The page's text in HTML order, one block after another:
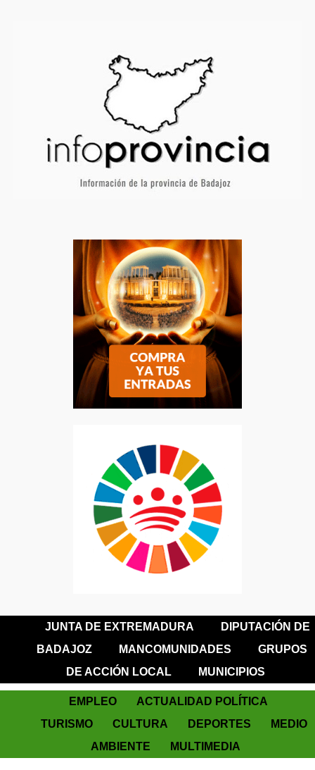
JUNTA DE EXTREMADURA
DIPUTACIÓN DE
BADAJOZ
MANCOMUNIDADES
GRUPOS
DE ACCIÓN LOCAL
MUNICIPIOS
EMPLEO
ACTUALIDAD POLÍTICA
TURISMO
CULTURA DEPORTES
MEDIO
AMBIENTE
MULTIMEDIA